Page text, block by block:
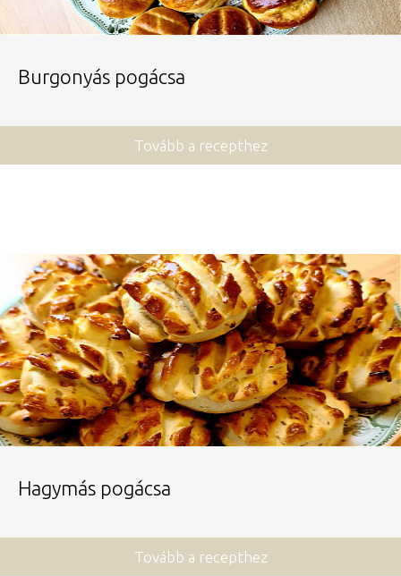
Burgonyás pogácsa
Tovább a recepthez
Hagymás pogácsa
Tovább a recepthez